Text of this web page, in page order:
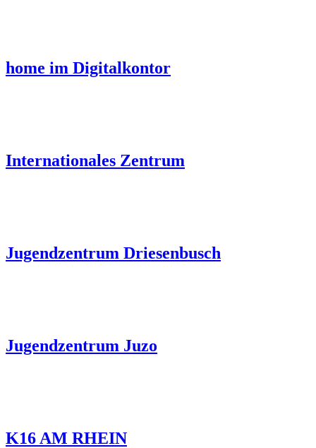
home im Digitalkontor
Internationales Zentrum
Jugendzentrum Driesenbusch
Jugendzentrum Juzo
K16 AM RHEIN